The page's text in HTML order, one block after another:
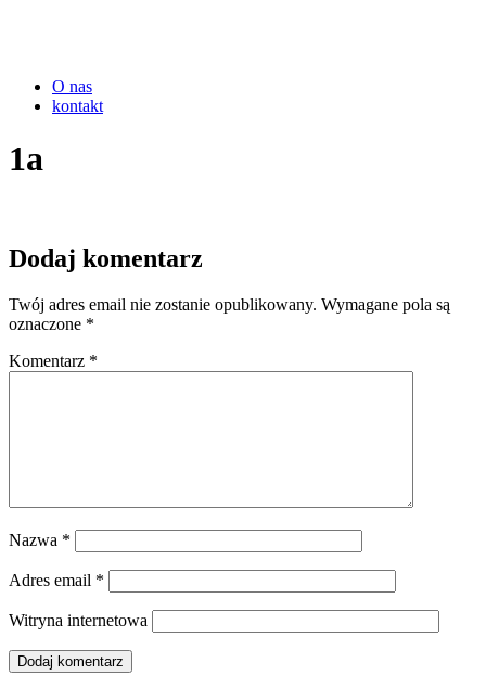
O nas
kontakt
1a
Dodaj komentarz
Twój adres email nie zostanie opublikowany. Wymagane pola są
oznaczone *
Komentarz *
Nazwa *
Adres email *
Witryna internetowa